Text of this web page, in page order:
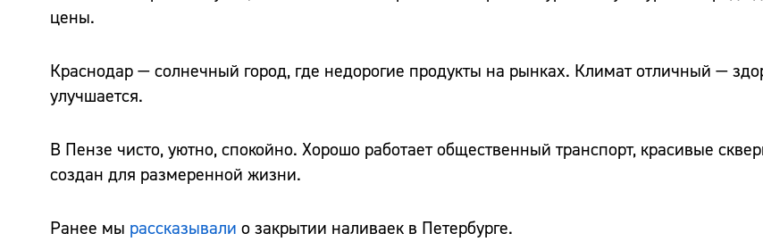
цены.
Краснодар — солнечный город, где недорогие продукты на рынках. Климат отличный —
улучшается.
В Пензе чисто, уютно, спокойно. Хорошо работает общественный транспорт, красивые
создан для размеренной жизни.
Ранее мы рассказывали о закрытии наливаек в Петербурге.